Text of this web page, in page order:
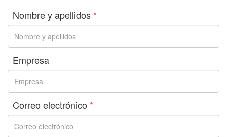
Nombre y apellidos *
Empresa
Correo electrónico *